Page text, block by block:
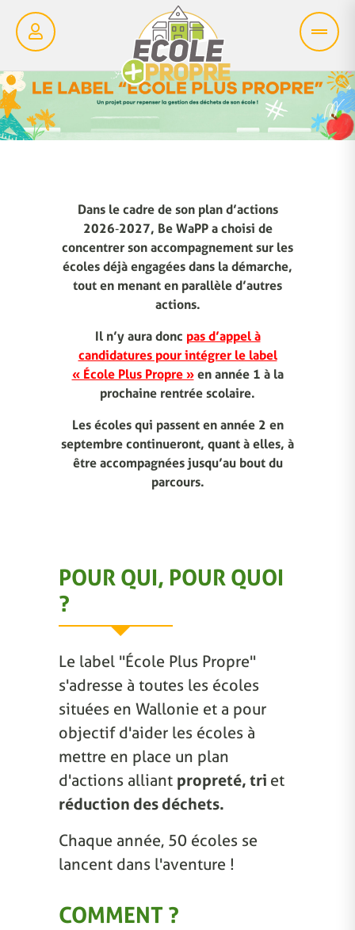
Dans le cadre de son plan d’actions
2026‑2027, Be WaPP a choisi de
concentrer son accompagnement sur les
écoles déjà engagées dans la démarche,
tout en menant en parallèle d’autres
actions.
Il n’y aura donc pas d’appel à
candidatures pour intégrer le label
« École Plus Propre »en année 1 à la
prochaine rentrée scolaire.
Les écoles qui passent en année 2 en
septembre continueront, quant à elles, à
être accompagnées jusqu’au bout du
parcours.
POUR QUI, POUR QUOI
?
Le label "École Plus Propre"
s'adresse à toutes les écoles
situées en Wallonie et a pour
objectif d'aider les écoles à
mettre en place un plan
d'actions alliant propreté, tri et
réduction des déchets.
Chaque année, 50 écoles se
lancent dans l'aventure !
COMMENT ?